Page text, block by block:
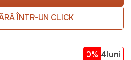
ÎNTR-UN CLICK
0% 4luni